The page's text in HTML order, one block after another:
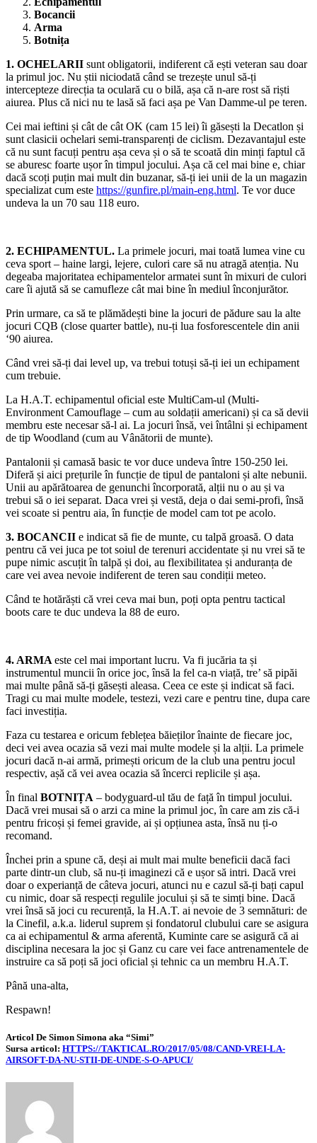
Bocancii
Arma
Botnița
1. OCHELARII sunt obligatorii, indiferent că ești veteran sau doar
la primul joc. Nu știi niciodată când se trezește unul să-ți
intercepteze direcția ta oculară cu o bilă, așa că n-are rost să riști
aiurea. Plus că nici nu te lasă să faci așa pe Van Damme-ul pe teren.
Cei mai ieftini și cât de cât OK (cam 15 lei) îi găsești la Decatlon și
sunt clasicii ochelari semi-transparenți de ciclism. Dezavantajul este
că nu sunt facuți pentru așa ceva și o să te scoată din minți faptul că
se aburesc foarte ușor în timpul jocului. Așa că cel mai bine e, chiar
dacă scoți puțin mai mult din buzanar, să-ți iei unii de la un magazin
specializat cum este https://gunfire.pl/main-eng.html. Te vor duce
undeva la un 70 sau 118 euro.
2. ECHIPAMENTUL. La primele jocuri, mai toată lumea vine cu
ceva sport – haine largi, lejere, culori care să nu atragă atenția. Nu
degeaba majoritatea echipamentelor armatei sunt în mixuri de culori
care îi ajută să se camufleze cât mai bine în mediul înconjurător.
Prin urmare, ca să te plămădești bine la jocuri de pădure sau la alte
jocuri CQB (close quarter battle), nu-ți lua fosforescentele din anii
‘90 aiurea.
Când vrei să-ți dai level up, va trebui totuși să-ți iei un echipament
cum trebuie.
La H.A.T. echipamentul oficial este MultiCam-ul (Multi-
Environment Camouflage – cum au soldații americani) și ca să devii
membru este necesar să-l ai. La jocuri însă, vei întâlni și echipament
de tip Woodland (cum au Vânătorii de munte).
Pantalonii și camasă basic te vor duce undeva între 150-250 lei.
Diferă și aici prețurile în funcție de tipul de pantaloni și alte nebunii.
Unii au apărătoarea de genunchi încorporată, alții nu o au și va
trebui să o iei separat. Daca vrei și vestă, deja o dai semi-profi, însă
vei scoate si pentru aia, în funcție de model cam tot pe acolo.
3. BOCANCII e indicat să fie de munte, cu talpă groasă. O data
pentru că vei juca pe tot soiul de terenuri accidentate și nu vrei să te
pupe nimic ascuțit în talpă și doi, au flexibilitatea și anduranța de
care vei avea nevoie indiferent de teren sau condiții meteo.
Când te hotărăști că vrei ceva mai bun, poți opta pentru tactical
boots care te duc undeva la 88 de euro.
4. ARMA este cel mai important lucru. Va fi jucăria ta și
instrumentul muncii în orice joc, însă la fel ca-n viață, tre’ să pipăi
mai multe până să-ți găsești aleasa. Ceea ce este și indicat să faci.
Tragi cu mai multe modele, testezi, vezi care e pentru tine, dupa care
faci investiția.
Faza cu testarea e oricum feblețea băieților înainte de fiecare joc,
deci vei avea ocazia să vezi mai multe modele și la alții. La primele
jocuri dacă n-ai armă, primești oricum de la club una pentru jocul
respectiv, așă că vei avea ocazia să încerci replicile și așa.
În final BOTNIȚA – bodyguard-ul tău de față în timpul jocului.
Dacă vrei musai să o arzi ca mine la primul joc, în care am zis că-i
pentru fricoși și femei gravide, ai și opțiunea asta, însă nu ți-o
recomand.
Închei prin a spune că, deși ai mult mai multe beneficii dacă faci
parte dintr-un club, să nu-ți imaginezi că e ușor să intri. Dacă vrei
doar o experianță de câteva jocuri, atunci nu e cazul să-ți bați capul
cu nimic, doar să respecți regulile jocului și să te simți bine. Dacă
vrei însă să joci cu recurență, la H.A.T. ai nevoie de 3 semnături: de
la Cinefil, a.k.a. liderul suprem și fondatorul clubului care se asigura
ca ai echipamentul & arma aferentă, Kuminte care se asigură că ai
disciplina necesara la joc și Ganz cu care vei face antrenamentele de
instruire ca să poți să joci oficial și tehnic ca un membru H.A.T.
Până una-alta,
Respawn!
Articol De Simon Simona aka “Simi”
Sursa articol: HTTPS://TAKTICAL.RO/2017/05/08/CAND-VREI-LA-
AIRSOFT-DA-NU-STII-DE-UNDE-S-O-APUCI/